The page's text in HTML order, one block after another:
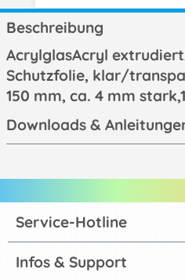
Beschreibung
AcrylglasAcryl
Schutzfolie, klar/
150 mm, ca. 4 mm
Downloads &
Service-Hotline
Infos & Support